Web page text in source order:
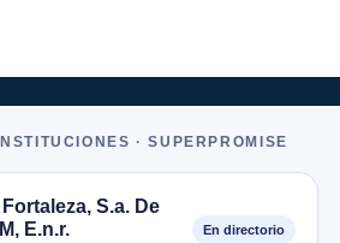
· SUPERPROMISE
S.a. De
E.n.r.
En directorio